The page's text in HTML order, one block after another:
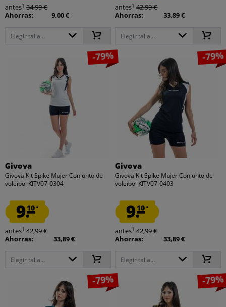
antes1 34,99 €
Ahorras:
9,00 €
Elegir talla...
antes1 42,99 €
Ahorras:
33,89 €
Elegir talla...
-79%
Givova
Givova Kit Spike Mujer Conjunto de
voleibol KITV07-0304
9.10*
antes1 42,99 €
Ahorras:
33,89 €
Elegir talla...
-79%
Givova
Givova Kit Spike Mujer Conjunto de
voleibol KITV07-0403
9.10*
antes1 42,99 €
Ahorras:
33,89 €
Elegir talla...
-79% -79%